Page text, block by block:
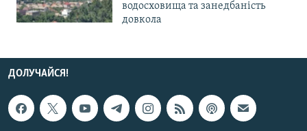
водосховища та занедбаність
довкола
ДОЛУЧАЙСЯ!